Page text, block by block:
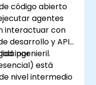
código abierto
agentes
interactuar con
desarrollo y APIs
ingenieril.
por
está
nivel intermedio